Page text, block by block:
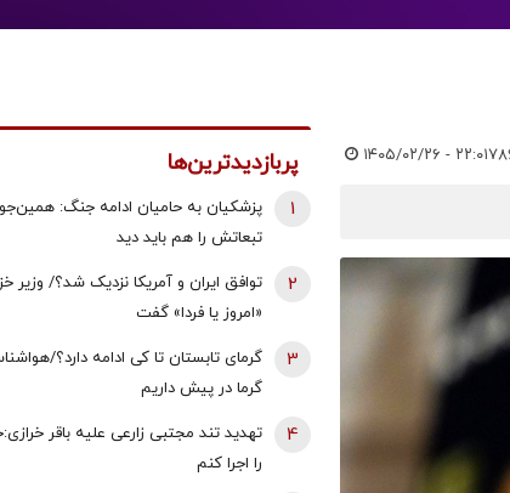
۱۴۰۵/۰۲/۲۶ - ۲۲:۰۱ پربازدیدترین‌ها
پزشکیان به حامیان ادامه جنگ:
تبعاتش را هم باید دید
1
توافق ایران و آمریکا نزدیک شد؟/ وزیر
«امروز یا فردا» گفت
2
گرما در پیش داریم
3
تهدید تند مجتبی زارعی علیه باقر
را اجرا کنم
4